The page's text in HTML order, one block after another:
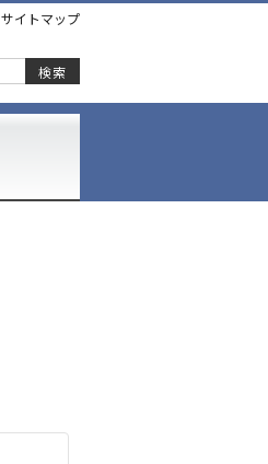
サイトマップ
検索